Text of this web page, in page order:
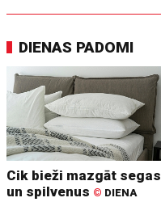
DIENAS PADOMI
Cik bieži mazgāt segas
un spilvenus © DIENA